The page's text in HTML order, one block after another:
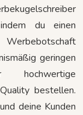
du einen
geringen
bestellen.
deine Kunden